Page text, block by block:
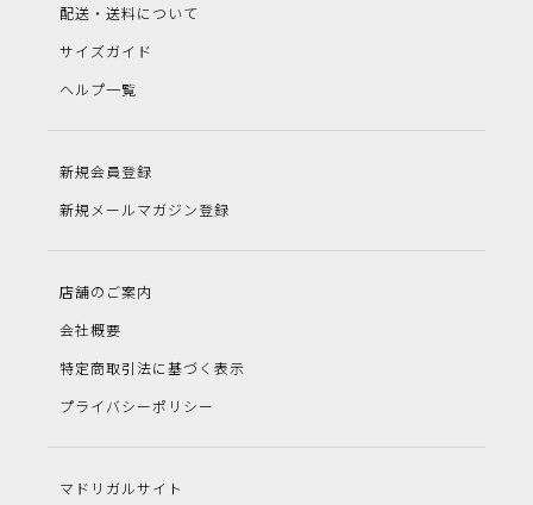
配送・送料について
サイズガイド
ヘルプ一覧
新規会員登録
新規メールマガジン登録
店舗のご案内
会社概要
特定商取引法に基づく表示
プライバシーポリシー
マドリガルサイト